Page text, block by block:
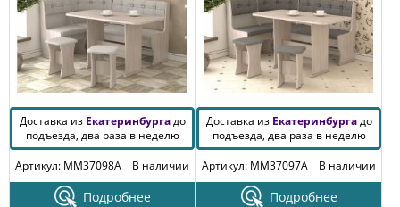
Доставка из Екатеринбургадо
подъезда, два раза в неделю
Артикул: MM37098A
В наличии
Подробнее
Доставка из Екатеринбургадо
подъезда, два раза в неделю
Артикул: MM37097A
В наличии
Подробнее